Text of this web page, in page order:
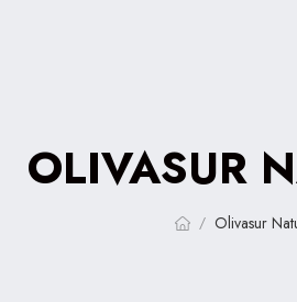
OLIVASUR
/ Olivasur